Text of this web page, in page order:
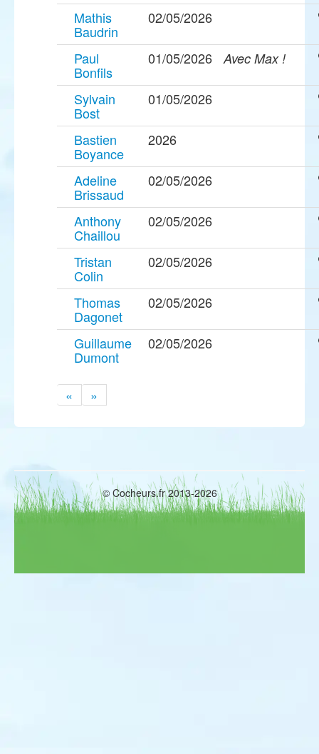
Mathis
Baudrin
02/05/2026
Paul
Bonfils
01/05/2026 Avec Max !
Sylvain
Bost
01/05/2026
Bastien
Boyance
2026
Adeline
Brissaud
02/05/2026
Anthony
Chaillou
02/05/2026
Tristan
Colin
02/05/2026
Thomas
Dagonet
02/05/2026
Guillaume
Dumont
02/05/2026
« »
© Cocheurs.fr 2013-2026